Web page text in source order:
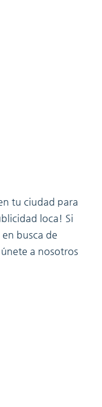
tu ciudad para
loca! Si
busca de
a nosotros